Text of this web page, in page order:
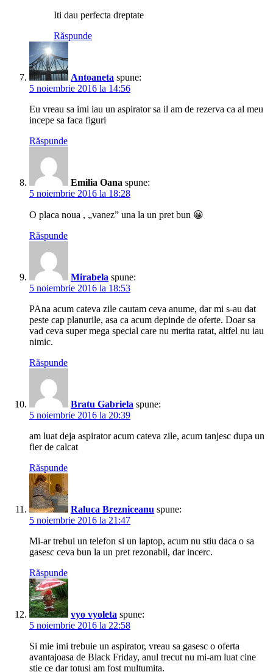
Iti dau perfecta dreptate
Răspunde
Antoaneta spune:
5 noiembrie 2016 la 14:56
Eu vreau sa imi iau un aspirator sa il am de rezerva ca al meu
incepe sa faca figuri
Răspunde
Emilia Oana spune:
5 noiembrie 2016 la 18:28
O placa noua , „vanez” una la un pret bun 😀
Răspunde
Mirabela spune:
5 noiembrie 2016 la 18:53
PAna acum cateva zile cautam ceva anume, dar mi s-au dat
peste cap planurile, asa ca acum depinde de oferte. Doar sa
vad ceva super mega special care nu merita ratat, altfel nu iau
nimic.
Răspunde
Bratu Gabriela spune:
5 noiembrie 2016 la 20:39
am luat deja aspirator acum cateva zile, acum tanjesc dupa un
fier de calcat
Răspunde
Raluca Brezniceanu spune:
5 noiembrie 2016 la 21:47
Mi-ar trebui un telefon si un laptop, acum nu stiu daca o sa
gasesc ceva bun la un pret rezonabil, dar incerc.
Răspunde
vyo vyoleta spune:
5 noiembrie 2016 la 22:58
Si mie imi trebuie un aspirator, vreau sa gasesc o oferta
avantajoasa de Black Friday, anul trecut nu mi-am luat cine
stie ce dar totusi am fost multumita.